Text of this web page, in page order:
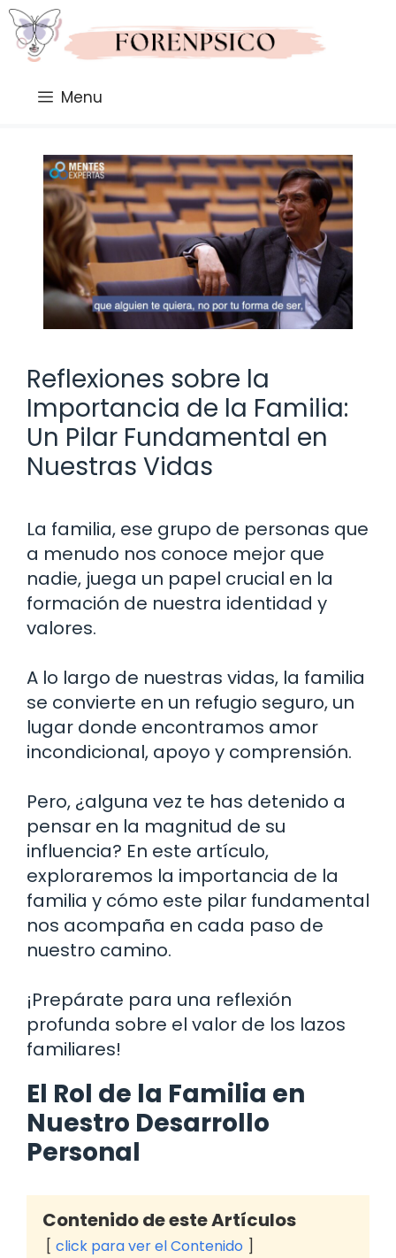
Saltar
al
contenido
Menu
Reflexiones sobre la
Importancia de la Familia:
Un Pilar Fundamental en
Nuestras Vidas
La familia, ese grupo de personas que
a menudo nos conoce mejor que
nadie, juega un papel crucial en la
formación de nuestra identidad y
valores.
A lo largo de nuestras vidas, la familia
se convierte en un refugio seguro, un
lugar donde encontramos amor
incondicional, apoyo y comprensión.
Pero, ¿alguna vez te has detenido a
pensar en la magnitud de su
influencia? En este artículo,
exploraremos la importancia de la
familia y cómo este pilar fundamental
nos acompaña en cada paso de
nuestro camino.
¡Prepárate para una reflexión
profunda sobre el valor de los lazos
familiares!
El Rol de la Familia en
Nuestro Desarrollo
Personal
Contenido de este Artículos
click para ver el Contenido